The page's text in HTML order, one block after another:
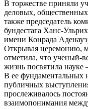
В торжестве приняли
деловых,
также председатель
бундестага Ханс-
имени Конрада
Открывая церемонию,
отметила, что
жизнь посвятила
В ее фундаментальных
публичных
прослеживалось
взаимопонимания